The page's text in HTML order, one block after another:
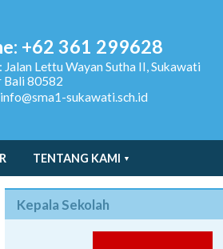
+62 361 299628
Jalan Lettu Wayan Sutha II, Sukawati
Bali 80582
sukawati.sch.id
TENTANG KAMI
Kepala Sekolah